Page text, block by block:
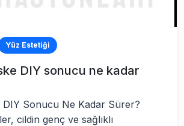
Yüz Estetiği
DIY sonucu ne kadar
DIY Sonucu Ne Kadar Sürer?
cildin genç ve sağlıklı